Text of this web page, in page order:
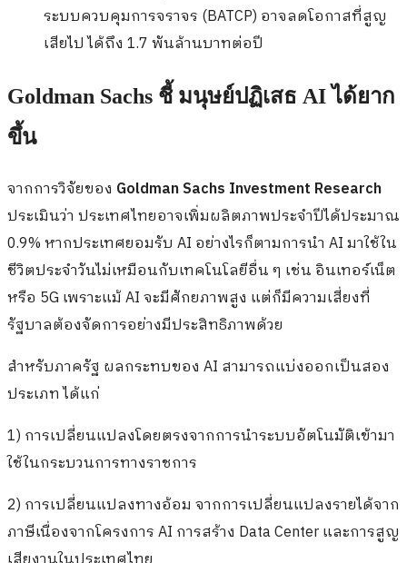
ระบบควบคุมการจราจร (BATCP) อาจลดโอกาสที่สูญ
เสียไป ได้ถึง 1.7 พันล้านบาทต่อปี
Goldman Sachs ชี้ มนุษย์ปฏิเสธ AI ได้ยาก
ขึ้น
จากการวิจัยของ Goldman Sachs Investment Research
ประเมินว่า ประเทศไทยอาจเพิ่มผลิตภาพประจำปีได้ประมาณ
0.9% หากประเทศยอมรับ AI อย่างไรก็ตามการนำ AI มาใช้ใน
ชีวิตประจำวันไม่เหมือนกับเทคโนโลยีอื่น ๆ เช่น อินเทอร์เน็ต
หรือ 5G เพราะแม้ AI จะมีศักยภาพสูง แต่ก็มีความเสี่ยงที่
รัฐบาลต้องจัดการอย่างมีประสิทธิภาพด้วย
สำหรับภาครัฐ ผลกระทบของ AI สามารถแบ่งออกเป็นสอง
ประเภท ได้แก่
1) การเปลี่ยนแปลงโดยตรงจากการนำระบบอัตโนมัติเข้ามา
ใช้ในกระบวนการทางราชการ
2) การเปลี่ยนแปลงทางอ้อม จากการเปลี่ยนแปลงรายได้จาก
ภาษีเนื่องจากโครงการ AI การสร้าง Data Center และการสูญ